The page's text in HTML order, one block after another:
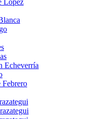
López
Echeverría
Febrero